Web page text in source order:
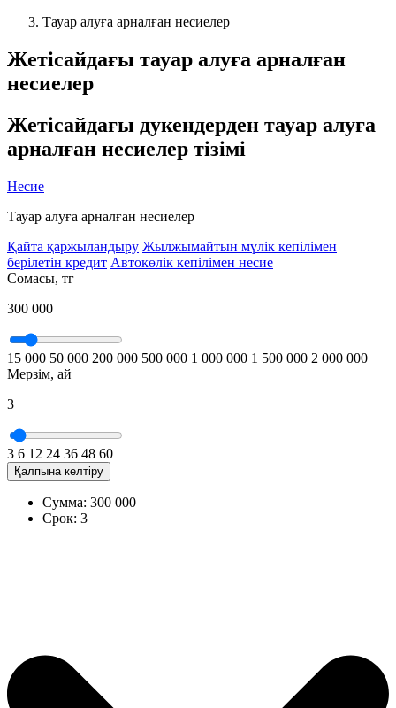
Тауар алуға арналған несиелер
Жетісайдағы тауар алуға арналған
несиелер
Жетісайдағы дукендерден тауар алуға
арналған несиелер тізімі
Несие
Тауар алуға арналған несиелер
Қайта қаржыландыру Жылжымайтын мүлік кепілімен
берілетін кредит Автокөлік кепілімен несие
Cомасы, тг
300 000
15 000 50 000 200 000 500 000 1 000 000 1 500 000 2 000 000
Мерзім, ай
3
3 6 12 24 36 48 60
Қалпына келтіру
Сумма: 300 000
Срок: 3